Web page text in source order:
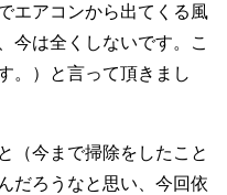
エアコンから出てくる風
今は全くしないです。こ
。）と言って頂きまし
（今まで掃除をしたこと
だろうなと思い、今回依